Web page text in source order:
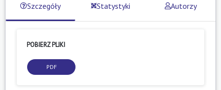
Szczegóły Statystyki Autorzy
POBIERZ PLIKI
PDF